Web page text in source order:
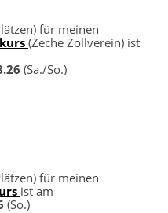
für meinen
(Zeche Zollverein) ist
(Sa./So.)
für meinen
ist am
(So.)